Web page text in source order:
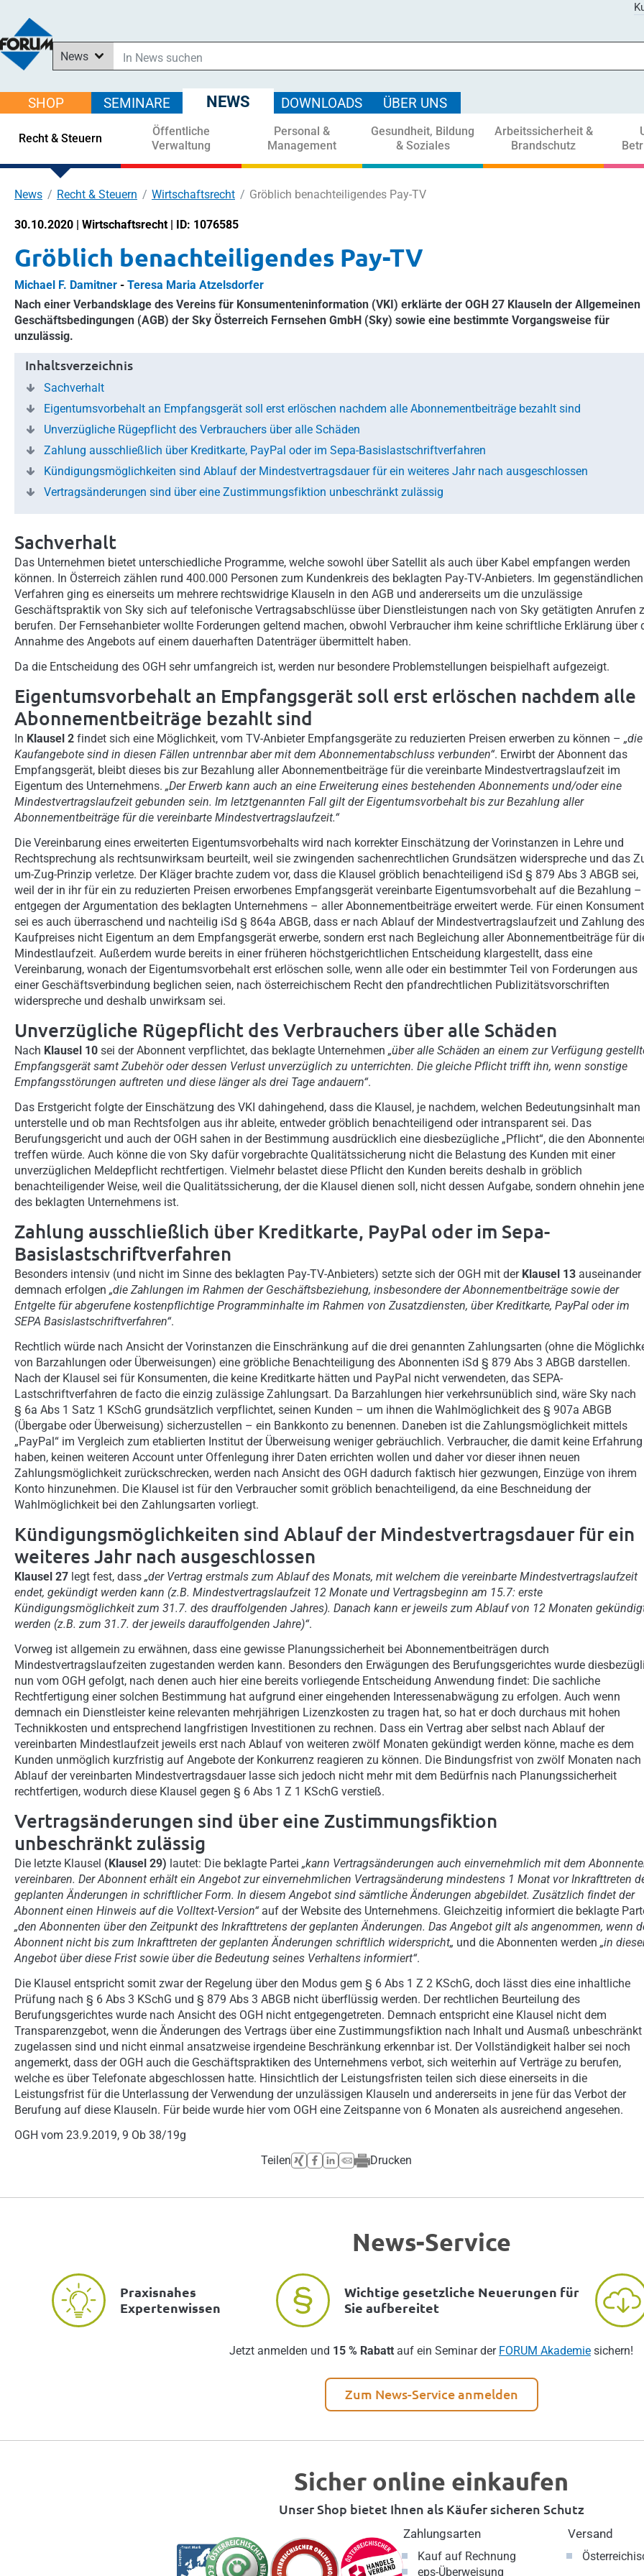
News
In Downloads suchen
Im Shop suchen
In Seminaren suchen
SHOP SEMINARE NEWS DOWNLOADS ÜBER UNS
Recht & Steuern
Öffentliche
Verwaltung
Personal &
Management
Gesundheit, Bildung
& Soziales
Arbeitssicherheit &
Brandschutz
News Recht & Steuern Wirtschaftsrecht Gröblich benachteiligendes Pay-TV
30.10.2020 | Wirtschaftsrecht | ID: 1076585
Gröblich benachteiligendes Pay-TV
Michael F. Damitner - Teresa Maria Atzelsdorfer
Nach einer Verbandsklage des Vereins für Konsumenteninformation (VKI) erklärte der OGH 27 Klauseln der Allgemeinen
Geschäftsbedingungen (AGB) der Sky Österreich Fernsehen GmbH (Sky) sowie eine bestimmte Vorgangsweise für
unzulässig.
Inhaltsverzeichnis
Sachverhalt
Eigentumsvorbehalt an Empfangsgerät soll erst erlöschen nachdem alle Abonnementbeiträge bezahlt sind
Unverzügliche Rügepflicht des Verbrauchers über alle Schäden
Zahlung ausschließlich über Kreditkarte, PayPal oder im Sepa-Basislastschriftverfahren
Kündigungsmöglichkeiten sind Ablauf der Mindestvertragsdauer für ein weiteres Jahr nach ausgeschlossen
Vertragsänderungen sind über eine Zustimmungsfiktion unbeschränkt zulässig
Sachverhalt
Das Unternehmen bietet unterschiedliche Programme, welche sowohl über Satellit als auch über Kabel empfangen werden
können. In Österreich zählen rund 400.000 Personen zum Kundenkreis des beklagten Pay-TV-Anbieters. Im gegenständlichen
Verfahren ging es einerseits um mehrere rechtswidrige Klauseln in den AGB und andererseits um die unzulässige
Geschäftspraktik von Sky sich auf telefonische Vertragsabschlüsse über Dienstleistungen nach von Sky getätigten Anrufen
berufen. Der Fernsehanbieter wollte Forderungen geltend machen, obwohl Verbraucher ihm keine schriftliche Erklärung über
Annahme des Angebots auf einem dauerhaften Datenträger übermittelt haben.
Da die Entscheidung des OGH sehr umfangreich ist, werden nur besondere Problemstellungen beispielhaft aufgezeigt.
Eigentumsvorbehalt an Empfangsgerät soll erst erlöschen nachdem alle
Abonnementbeiträge bezahlt sind
In Klausel 2 findet sich eine Möglichkeit, vom TV-Anbieter Empfangsgeräte zu reduzierten Preisen erwerben zu können – „die
Kaufangebote sind in diesen Fällen untrennbar aber mit dem Abonnementabschluss verbunden“. Erwirbt der Abonnent das
Empfangsgerät, bleibt dieses bis zur Bezahlung aller Abonnementbeiträge für die vereinbarte Mindestvertragslaufzeit im
Eigentum des Unternehmens. „Der Erwerb kann auch an eine Erweiterung eines bestehenden Abonnements und/oder eine
Mindestvertragslaufzeit gebunden sein. Im letztgenannten Fall gilt der Eigentumsvorbehalt bis zur Bezahlung aller
Abonnementbeiträge für die vereinbarte Mindestvertragslaufzeit.“
Die Vereinbarung eines erweiterten Eigentumsvorbehalts wird nach korrekter Einschätzung der Vorinstanzen in Lehre und
Rechtsprechung als rechtsunwirksam beurteilt, weil sie zwingenden sachenrechtlichen Grundsätzen widerspreche und das
um-Zug-Prinzip verletze. Der Kläger brachte zudem vor, dass die Klausel gröblich benachteiligend iSd § 879 Abs 3 ABGB sei,
weil der in ihr für ein zu reduzierten Preisen erworbenes Empfangsgerät vereinbarte Eigentumsvorbehalt auf die Bezahlung –
entgegen der Argumentation des beklagten Unternehmens – aller Abonnementbeiträge erweitert werde. Für einen
sei es auch überraschend und nachteilig iSd § 864a ABGB, dass er nach Ablauf der Mindestvertragslaufzeit und Zahlung des
Kaufpreises nicht Eigentum an dem Empfangsgerät erwerbe, sondern erst nach Begleichung aller Abonnementbeiträge für
Mindestlaufzeit. Außerdem wurde bereits in einer früheren höchstgerichtlichen Entscheidung klargestellt, dass eine
Vereinbarung, wonach der Eigentumsvorbehalt erst erlöschen solle, wenn alle oder ein bestimmter Teil von Forderungen aus
einer Geschäftsverbindung beglichen seien, nach österreichischem Recht den pfandrechtlichen Publizitätsvorschriften
widerspreche und deshalb unwirksam sei.
Unverzügliche Rügepflicht des Verbrauchers über alle Schäden
Nach Klausel 10 sei der Abonnent verpflichtet, das beklagte Unternehmen „über alle Schäden an einem zur Verfügung
Empfangsgerät samt Zubehör oder dessen Verlust unverzüglich zu unterrichten. Die gleiche Pflicht trifft ihn, wenn sonstige
Empfangsstörungen auftreten und diese länger als drei Tage andauern“.
Das Erstgericht folgte der Einschätzung des VKI dahingehend, dass die Klausel, je nachdem, welchen Bedeutungsinhalt man
unterstelle und ob man Rechtsfolgen aus ihr ableite, entweder gröblich benachteiligend oder intransparent sei. Das
Berufungsgericht und auch der OGH sahen in der Bestimmung ausdrücklich eine diesbezügliche „Pflicht“, die den
treffen würde. Auch könne die von Sky dafür vorgebrachte Qualitätssicherung nicht die Belastung des Kunden mit einer
unverzüglichen Meldepflicht rechtfertigen. Vielmehr belastet diese Pflicht den Kunden bereits deshalb in gröblich
benachteiligender Weise, weil die Qualitätssicherung, der die Klausel dienen soll, nicht dessen Aufgabe, sondern ohnehin jene
des beklagten Unternehmens ist.
Zahlung ausschließlich über Kreditkarte, PayPal oder im Sepa-
Basislastschriftverfahren
Besonders intensiv (und nicht im Sinne des beklagten Pay-TV-Anbieters) setzte sich der OGH mit der Klausel 13
demnach erfolgen „die Zahlungen im Rahmen der Geschäftsbeziehung, insbesondere der Abonnementbeiträge sowie der
Entgelte für abgerufene kostenpflichtige Programminhalte im Rahmen von Zusatzdiensten, über Kreditkarte, PayPal oder im
SEPA Basislastschriftverfahren“.
Rechtlich würde nach Ansicht der Vorinstanzen die Einschränkung auf die drei genannten Zahlungsarten (ohne die
von Barzahlungen oder Überweisungen) eine gröbliche Benachteiligung des Abonnenten iSd § 879 Abs 3 ABGB darstellen.
Nach der Klausel sei für Konsumenten, die keine Kreditkarte hätten und PayPal nicht verwendeten, das SEPA-
Lastschriftverfahren de facto die einzig zulässige Zahlungsart. Da Barzahlungen hier verkehrsunüblich sind, wäre Sky nach
§ 6a Abs 1 Satz 1 KSchG grundsätzlich verpflichtet, seinen Kunden – um ihnen die Wahlmöglichkeit des § 907a ABGB
(Übergabe oder Überweisung) sicherzustellen – ein Bankkonto zu benennen. Daneben ist die Zahlungsmöglichkeit mittels
„PayPal“ im Vergleich zum etablierten Institut der Überweisung weniger gebräuchlich. Verbraucher, die damit keine Erfahrung
haben, keinen weiteren Account unter Offenlegung ihrer Daten errichten wollen und daher vor dieser ihnen neuen
Zahlungsmöglichkeit zurückschrecken, werden nach Ansicht des OGH dadurch faktisch hier gezwungen, Einzüge von ihrem
Konto hinzunehmen. Die Klausel ist für den Verbraucher somit gröblich benachteiligend, da eine Beschneidung der
Wahlmöglichkeit bei den Zahlungsarten vorliegt.
Kündigungsmöglichkeiten sind Ablauf der Mindestvertragsdauer für ein
weiteres Jahr nach ausgeschlossen
Klausel 27 legt fest, dass „der Vertrag erstmals zum Ablauf des Monats, mit welchem die vereinbarte Mindestvertragslaufzeit
endet, gekündigt werden kann (z.B. Mindestvertragslaufzeit 12 Monate und Vertragsbeginn am 15.7: erste
Kündigungsmöglichkeit zum 31.7. des drauffolgenden Jahres). Danach kann er jeweils zum Ablauf von 12 Monaten
werden (z.B. zum 31.7. der jeweils darauffolgenden Jahre)“.
Vorweg ist allgemein zu erwähnen, dass eine gewisse Planungssicherheit bei Abonnementbeiträgen durch
Mindestvertragslaufzeiten zugestanden werden kann. Besonders den Erwägungen des Berufungsgerichtes wurde
nun vom OGH gefolgt, nach denen auch hier eine bereits vorliegende Entscheidung Anwendung findet: Die sachliche
Rechtfertigung einer solchen Bestimmung hat aufgrund einer eingehenden Interessenabwägung zu erfolgen. Auch wenn
demnach ein Dienstleister keine relevanten mehrjährigen Lizenzkosten zu tragen hat, so hat er doch durchaus mit hohen
Technikkosten und entsprechend langfristigen Investitionen zu rechnen. Dass ein Vertrag aber selbst nach Ablauf der
vereinbarten Mindestlaufzeit jeweils erst nach Ablauf von weiteren zwölf Monaten gekündigt werden könne, mache es dem
Kunden unmöglich kurzfristig auf Angebote der Konkurrenz reagieren zu können. Die Bindungsfrist von zwölf Monaten nach
Ablauf der vereinbarten Mindestvertragsdauer lasse sich jedoch nicht mehr mit dem Bedürfnis nach Planungssicherheit
rechtfertigen, wodurch diese Klausel gegen § 6 Abs 1 Z 1 KSchG verstieß.
Vertragsänderungen sind über eine Zustimmungsfiktion
unbeschränkt zulässig
Die letzte Klausel (Klausel 29) lautet: Die beklagte Partei „kann Vertragsänderungen auch einvernehmlich mit dem
vereinbaren. Der Abonnent erhält ein Angebot zur einvernehmlichen Vertragsänderung mindestens 1 Monat vor Inkrafttreten
geplanten Änderungen in schriftlicher Form. In diesem Angebot sind sämtliche Änderungen abgebildet. Zusätzlich findet der
Abonnent einen Hinweis auf die Volltext-Version“auf der Website des Unternehmens. Gleichzeitig informiert die beklagte
„den Abonnenten über den Zeitpunkt des Inkrafttretens der geplanten Änderungen. Das Angebot gilt als angenommen, wenn
Abonnent nicht bis zum Inkrafttreten der geplanten Änderungen schriftlich widerspricht„ und die Abonnenten werden „in
Angebot über diese Frist sowie über die Bedeutung seines Verhaltens informiert“.
Die Klausel entspricht somit zwar der Regelung über den Modus gem § 6 Abs 1 Z 2 KSchG, doch lässt dies eine inhaltliche
Prüfung nach § 6 Abs 3 KSchG und § 879 Abs 3 ABGB nicht überflüssig werden. Der rechtlichen Beurteilung des
Berufungsgerichtes wurde nach Ansicht des OGH nicht entgegengetreten. Demnach entspricht eine Klausel nicht dem
Transparenzgebot, wenn die Änderungen des Vertrags über eine Zustimmungsfiktion nach Inhalt und Ausmaß unbeschränkt
zugelassen sind und nicht einmal ansatzweise irgendeine Beschränkung erkennbar ist. Der Vollständigkeit halber sei noch
angemerkt, dass der OGH auch die Geschäftspraktiken des Unternehmens verbot, sich weiterhin auf Verträge zu berufen,
welche es über Telefonate abgeschlossen hatte. Hinsichtlich der Leistungsfristen teilen sich diese einerseits in die
Leistungsfrist für die Unterlassung der Verwendung der unzulässigen Klauseln und andererseits in jene für das Verbot der
Berufung auf diese Klauseln. Für beide wurde hier vom OGH eine Zeitspanne von 6 Monaten als ausreichend angesehen.
OGH vom 23.9.2019, 9 Ob 38/19g
Teilen
Drucken
News-Service
Praxisnahes
Expertenwissen
Wichtige gesetzliche Neuerungen für
Sie aufbereitet
Jetzt anmelden und 15 % Rabatt auf ein Seminar der FORUM Akademie sichern!
Zum News-Service anmelden
Sicher online einkaufen
Unser Shop bietet Ihnen als Käufer sicheren Schutz
Zahlungsarten
Kauf auf Rechnung
eps-Überweisung
Versand